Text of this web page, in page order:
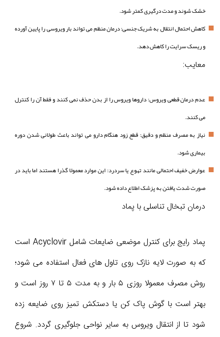
خشک شوند و مدت درگیری کمتر شود.
کاهش احتمال انتقال به شریک جنسی: درمان منظم می تواند بار ویروسی را پایین آورده
و ریسک سرایت را کاهش دهد.
معایب:
عدم درمان قطعی ویروس: داروها ویروس را از بدن حذف نمی کنند و فقط آن را کنترل
می کنند.
نیاز به مصرف منظم و دقیق: قطع زود هنگام دارو می تواند باعث طولانی شدن دوره
بیماری شود.
عوارض خفیف احتمالی مانند تهوع یا سردرد: این موارد معمولا گذرا هستند اما باید در
صورت شدت یافتن به پزشک اطلاع داده شود.
درمان تبخال تناسلی با پماد
پماد رایج برای کنترل موضعی ضایعات شامل Acyclovir است
که به صورت لایه نازک روی تاول های فعال استفاده می شود؛
روش مصرف معمولا روزی ۵ بار و به مدت ۵ تا ۷ روز است و
بهتر است با گوش پاک کن یا دستکش تمیز روی ضایعه زده
شود تا از انتقال ویروس به سایر نواحی جلوگیری گردد. شروع